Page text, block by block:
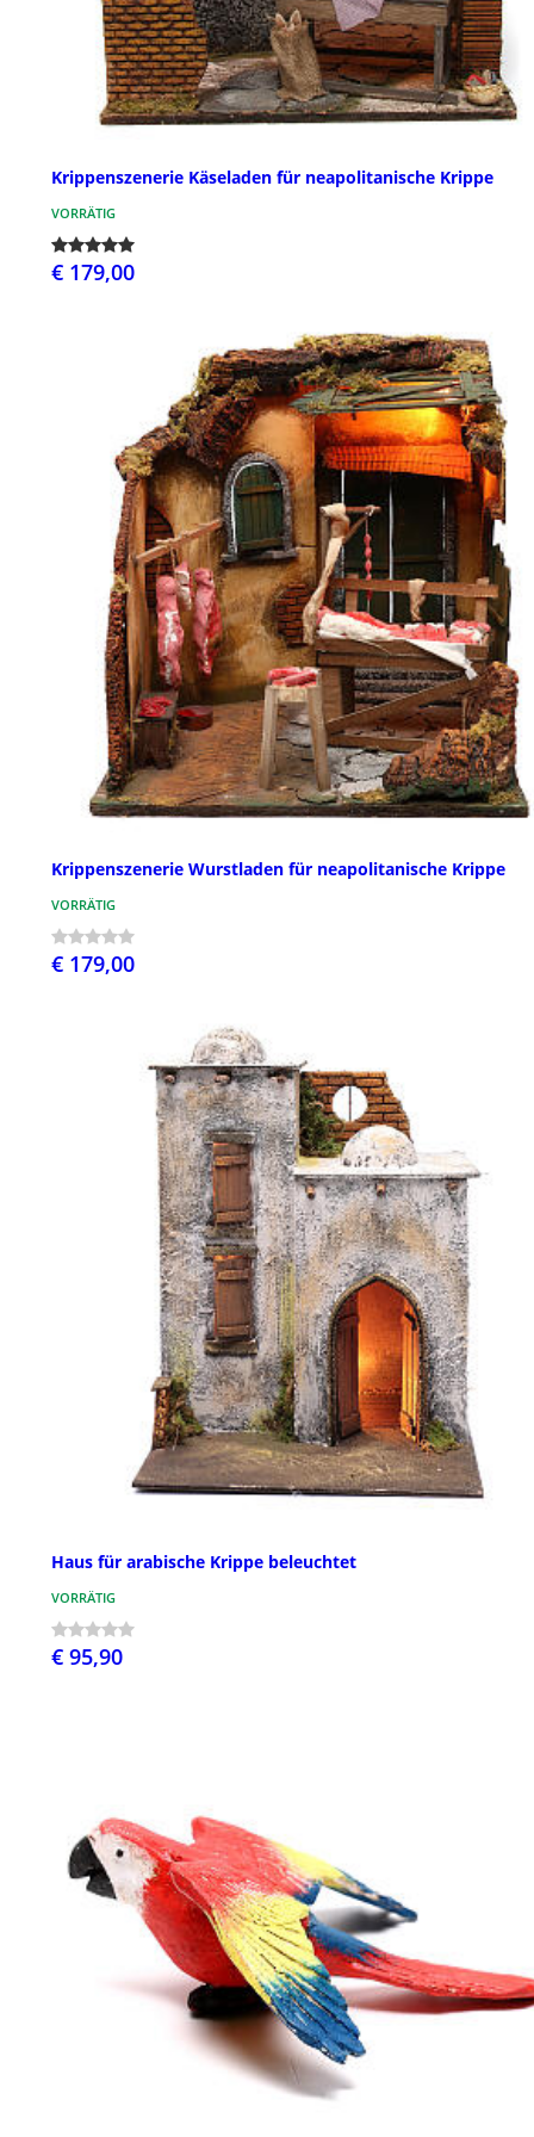
Krippenszenerie Käseladen für neapolitanische Krippe
VORRÄTIG
€ 179,00
Krippenszenerie Wurstladen für neapolitanische Krippe
VORRÄTIG
€ 179,00
Haus für arabische Krippe beleuchtet
VORRÄTIG
€ 95,90